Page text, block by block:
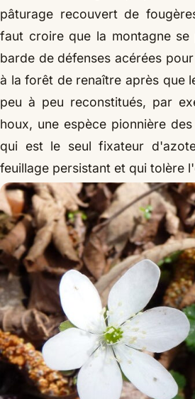
pâturage recouvert de
faut croire que la montagne se
barde de défenses acérées
à la forêt de renaître après que
peu à peu reconstitués, par
houx, une espèce pionnière
qui est le seul fixateur
feuillage persistant et qui tolère